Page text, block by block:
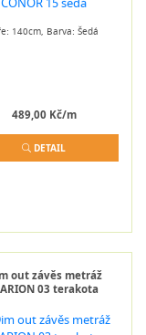
140cm, Barva: Šedá
489,00 Kč/m
DETAIL
out závěs metráž
03 terakota